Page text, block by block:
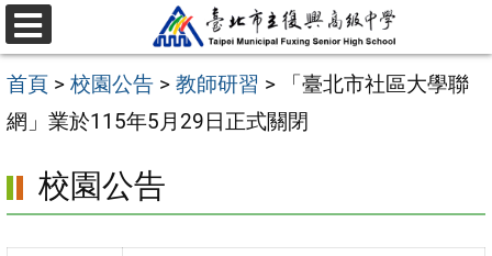
跳
至
主
要
容
區
選
單
首頁 > 校園公告 > 教師研習 >
「臺北市社區大學聯
網」業於115年5月29日正式關閉
校園公告